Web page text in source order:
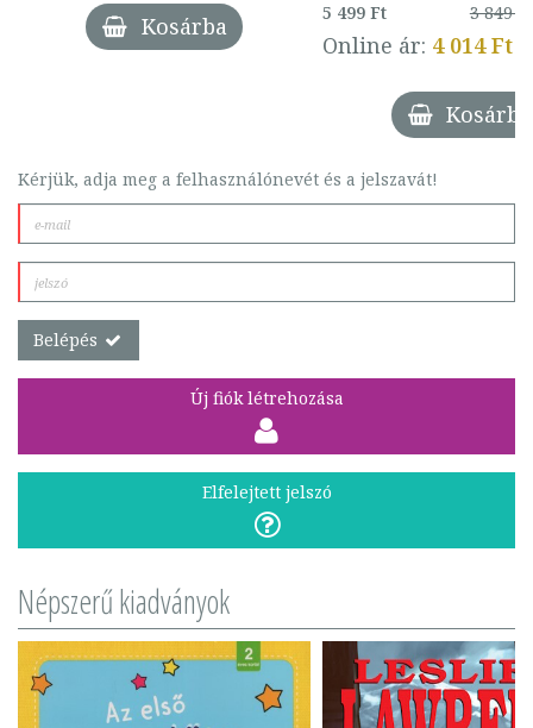
Kosárba 5 499 Ft 3 849 Ft
Online ár: 4 014 Ft
Kosárba
Kérjük, adja meg a felhasználónevét és a jelszavát!
Belépés
Új fiók létrehozása
Elfelejtett jelszó
Népszerű kiadványok